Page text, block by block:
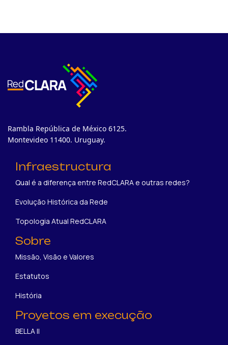
Rambla República de México 6125.
Montevideo 11400. Uruguay.
Infraestructura
Qual é a diferença entre RedCLARA e outras redes?
Evolução Histórica da Rede
Topologia Atual RedCLARA
Sobre
Missão, Visão e Valores
Estatutos
História
Proyetos em execução
BELLA II